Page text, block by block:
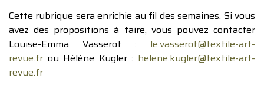
Cette rubrique sera enrichie au fil des semaines. Si vous
avez des propositions à faire, vous pouvez contacter
Louise-Emma Vasserot : le.vasserot@textile-art-
revue.fr ou Hélène Kugler : helene.kugler@textile-art-
revue.fr